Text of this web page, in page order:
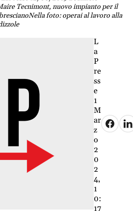
Tecnimont, nuovo impianto per il
foto: operai al lavoro alla
L
a
P
re
ss
e
1
M
ar
z
o
2
0
2
4,
1
0:
17